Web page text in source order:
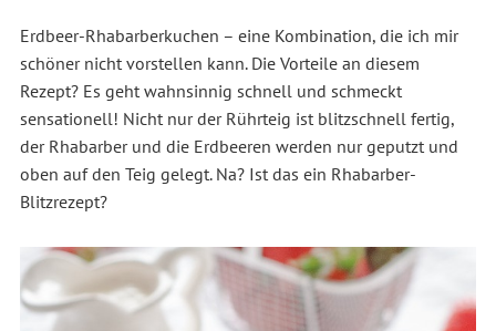
Erdbeer-Rhabarberkuchen – eine Kombination, die ich mir
schöner nicht vorstellen kann. Die Vorteile an diesem
Rezept? Es geht wahnsinnig schnell und schmeckt
sensationell! Nicht nur der Rührteig ist blitzschnell fertig,
der Rhabarber und die Erdbeeren werden nur geputzt und
oben auf den Teig gelegt. Na? Ist das ein Rhabarber-
Blitzrezept?